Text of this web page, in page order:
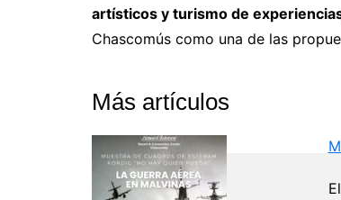
artísticos y turismo de
Chascomús como una de las
Más artículos